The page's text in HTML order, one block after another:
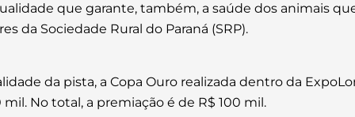
que garante, também, a saúde dos animais
da Sociedade Rural do Paraná (SRP).
da pista, a Copa Ouro realizada dentro da
No total, a premiação é de R$ 100 mil.